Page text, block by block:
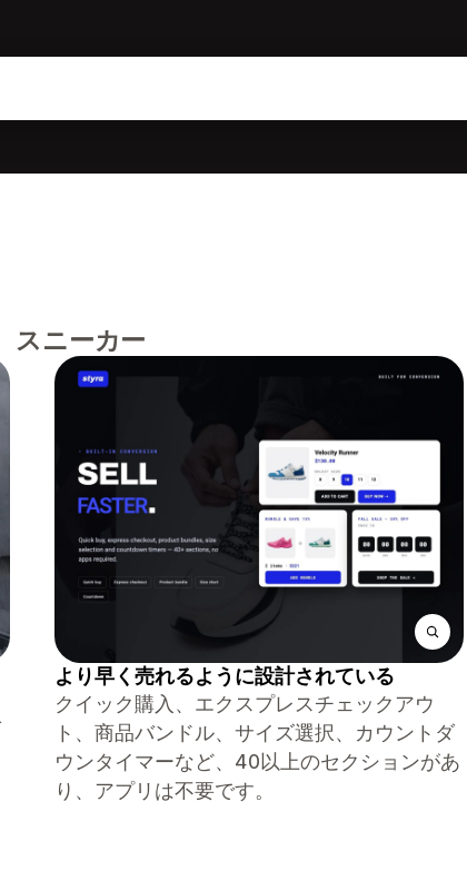
スニーカー
より早く売れるように設計されている
クイック購入、エクスプレスチェックアウ
ト、商品バンドル、サイズ選択、カウントダ
ウンタイマーなど、40以上のセクションがあ
り、アプリは不要です。